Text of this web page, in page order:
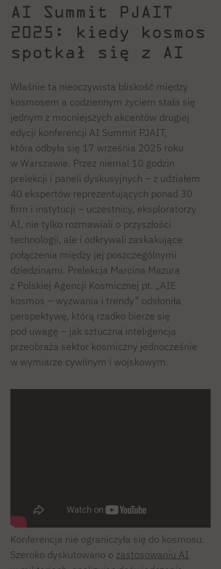
AI Summit PJAIT
2025: kiedy kosmos
spotkał się z AI
Właśnie ta nieoczywista bliskość między
kosmosem a codziennym życiem stała się
jednym z mocniejszych akcentów drugiej
edycji konferencji AI Summit PJAIT,
która odbyła się 17 września 2025 roku
w Warszawie. Przez niemal 10 godzin
prelekcji i paneli dyskusyjnych – z udziałem
40 ekspertów reprezentujących ponad 30
firm i instytucji – uczestnicy, eksploratorzy
AI, nie tylko rozmawiali o przyszłości
technologii, ale i odkrywali zaskakujące
połączenia między jej poszczególnymi
dziedzinami. Prelekcja Marcina Mazura
z Polskiej Agencji Kosmicznej pt. „AIE
kosmos – wyzwania i trendy” odsłoniła
perspektywę, którą rzadko bierze się
pod uwagę – jak sztuczna inteligencja
przeobraża sektor kosmiczny jednocześnie
w wymiarze cywilnym i wojskowym.
Konferencja nie ograniczyła się do kosmosu.
Szeroko dyskutowano o zastosowaniu AI